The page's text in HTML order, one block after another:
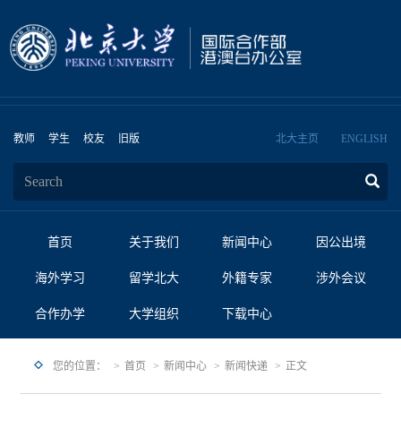
教师 学生 校友 旧版 北大主页 ENGLISH
首页 关于我们 新闻中心 因公出境
海外学习 留学北大 外籍专家 涉外会议
合作办学 大学组织 下载中心
您的位置： 首页 新闻中心 新闻快递 正文